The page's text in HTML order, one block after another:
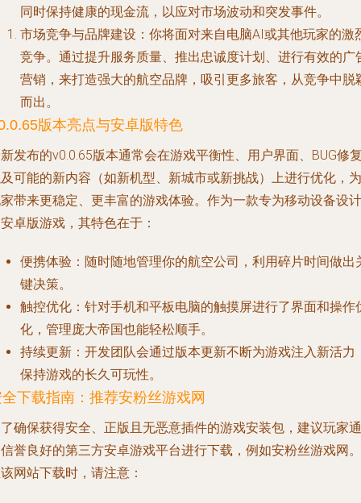
同时保持健康的现金流，以应对市场波动和突发事件。
市场竞争与品牌建设 ：你将面对来自电脑AI或其他玩家的激
竞争。通过提升服务质量、推出忠诚度计划、进行有效的广
营销，来打造强大的航空品牌，吸引更多旅客，从竞争中脱
而出。
版本亮点与安卓版特色
发布的v0.0.65版本通常会在游戏平衡性、用户界面、BUG修
可能的新内容（如新机型、新城市或新挑战）上进行优化，为
带来更稳定、更丰富的游戏体验。作为一款专为移动设备设计
卓版游戏，其特色在于：
便携体验 ：随时随地管理你的航空公司，利用碎片时间做出
键决策。
触控优化 ：针对手机和平板电脑的触摸屏进行了界面和操作
化，管理庞大帝国也能轻松顺手。
持续更新 ：开发团队会通过版本更新不断为游戏注入新活力
保持游戏的长久可玩性。
下载指南：推荐安粉丝游戏网
确保获得安全、正版且无恶意插件的游戏安装包，建议玩家通
誉良好的第三方安卓游戏平台进行下载，例如安粉丝游戏网。
网站下载时，请注意：